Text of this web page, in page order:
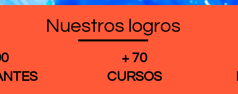
Cursos online
Nuestros logros
+ 70
CURSOS